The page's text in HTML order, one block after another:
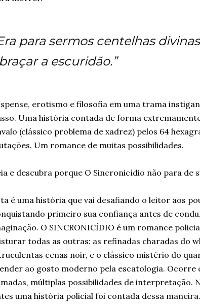
para sermos centelhas
a escuridão.”
erotismo e filosofia em uma trama
Uma história contada de forma
(clássico problema de xadrez) pelos 64
Um romance de muitas possibilidades.
e descubra porque O Sincronicídio não para de
é uma história que vai desafiando o leitor aos
primeiro sua confiança antes de
O SINCRONICÍDIO é um romance
todas as outras: as refinadas charadas do
cenas noir, e o clássico mistério do
ao gosto moderno pela escatologia. Ocorre
múltiplas possibilidades de interpretação.
uma história policial foi contada dessa maneira.